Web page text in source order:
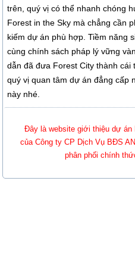
trên, quý vị có thể nhanh chóng
Forest in the Sky mà chẳng cần
kiếm dự án phù hợp. Tiềm năng
cùng chính sách pháp lý vững
dẫn đã đưa Forest City thành
quý vị quan tâm dự án đẳng cấp
này nhé.
Đây là website giới thiệu dự
của Công ty CP Dịch Vụ BĐS
phân phối chính